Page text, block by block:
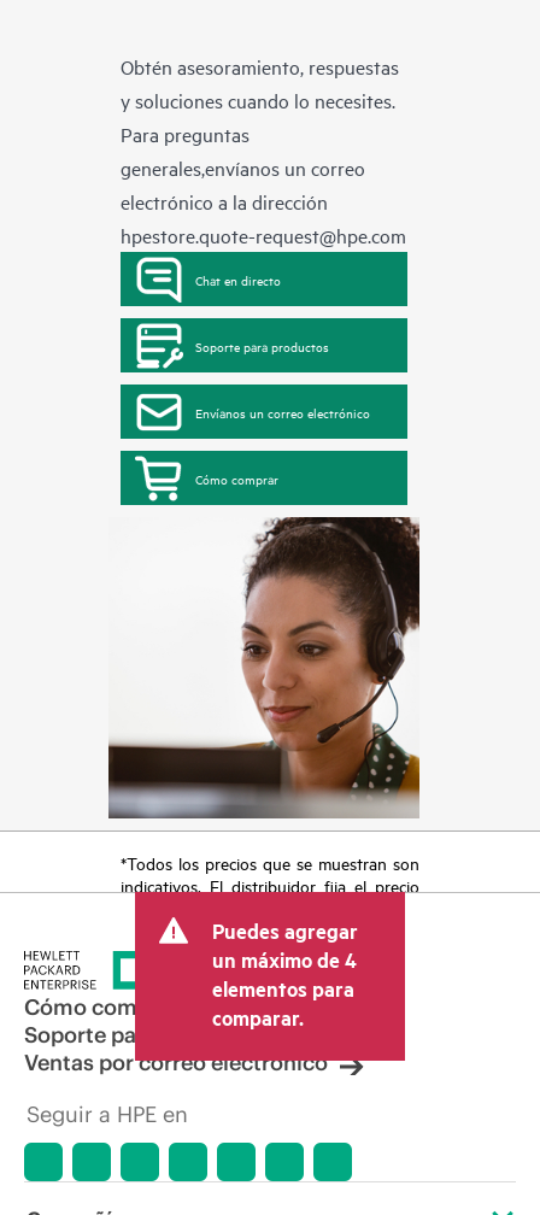
Obtén asesoramiento, respuestas
y soluciones cuando lo necesites.
Para preguntas
generales,envíanos un correo
electrónico a la dirección
hpestore.quote-request@hpe.com
Chat en directo
Soporte para productos
Envíanos un correo electrónico
Cómo comprar
*Todos los precios que se muestran son
indicativos. El distribuidor fija el precio
otros conceptos, como los impuestos a
la venta, el IVA y el envío. El precio de la
transacción que establece el distribuidor
puede variar con respecto a otros
distribuidores y al precio indicativo
mostrado. El precio indicativo puede
incluir ofertas promocionales por tiempo
hacer ajustes de precios en cualquier
condiciones del mercado,
Puedes agregar
un máximo de 4
elementos para
comparar.
Cómo comprar
Soporte para productos
Ventas por correo electrónico
Seguir a HPE en